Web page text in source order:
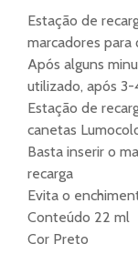
Estação de
marcadores para
Após alguns
utilizado, após
Estação de
canetas
Basta inserir o
recarga
Evita o
Conteúdo 22 ml
Cor Preto